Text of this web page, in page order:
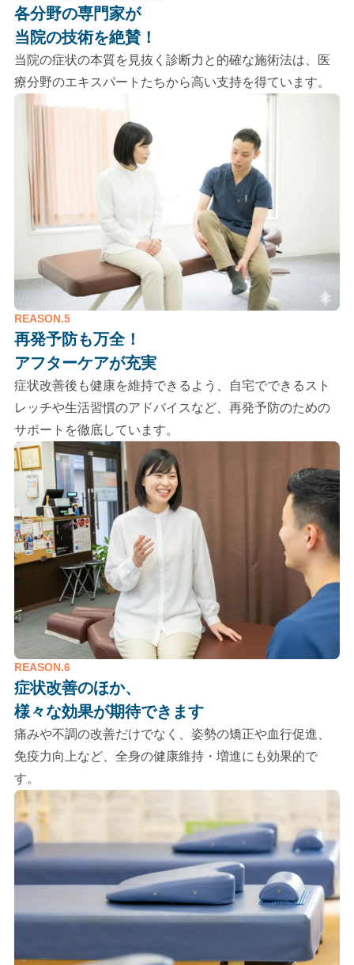
各分野の専門家が
当院の技術を絶賛！
当院の症状の本質を見抜く診断力と的確な施術法は、医
療分野のエキスパートたちから高い支持を得ています。
REASON.5
再発予防も万全！
アフターケアが充実
症状改善後も健康を維持できるよう、自宅でできるスト
レッチや生活習慣のアドバイスなど、再発予防のための
サポートを徹底しています。
REASON.6
症状改善のほか、
様々な効果が期待できます
痛みや不調の改善だけでなく、姿勢の矯正や血行促進、
免疫力向上など、全身の健康維持・増進にも効果的で
す。